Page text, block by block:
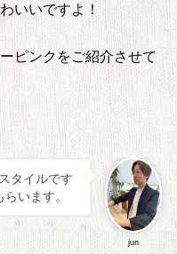
いいですよ！
ピンクをご紹介させて
jun
タイルです
います。